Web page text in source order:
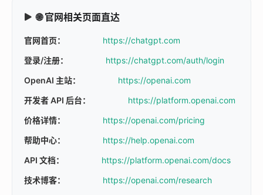
🌐 官网相关页面直达
官网首页：
https://chatgpt.com
登录/注册：
https://chatgpt.com/auth/login
OpenAI 主站：
https://openai.com
开发者 API 后台：
https://platform.openai.com
价格详情：
https://openai.com/pricing
帮助中心：
https://help.openai.com
API 文档：
https://platform.openai.com/docs
技术博客：
https://openai.com/research